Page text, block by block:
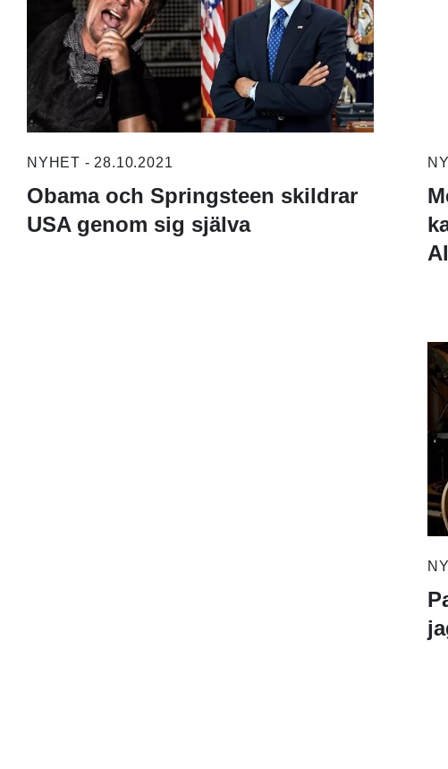
NYHET - 28.10.2021
Obama och Springsteen skildrar
USA genom sig själva